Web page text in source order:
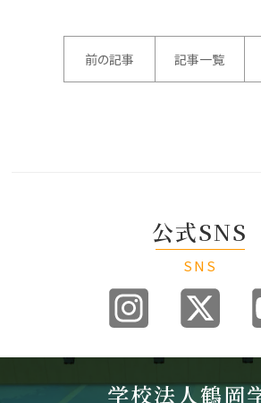
前の記事 記事一覧
公式SNS
SNS
学校法人鶴岡